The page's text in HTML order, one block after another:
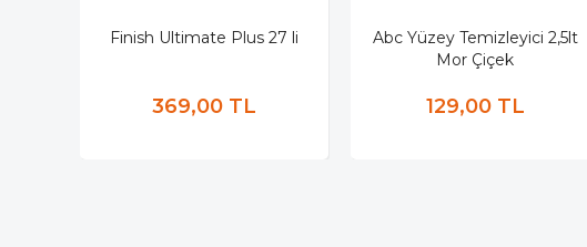
Finish Ultimate Plus 27 li
369,00 TL
Abc Yüzey Temizleyici 2,5lt
Mor Çiçek
129,00 TL